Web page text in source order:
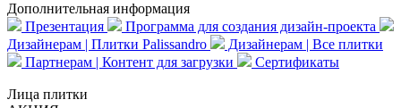
Дополнительная информация
Презентация
Программа для создания дизайн-проекта
Дизайнерам | Плитки Palissandro
Дизайнерам | Все плитки
Партнерам | Контент для загрузки
Сертификаты
Лица плитки